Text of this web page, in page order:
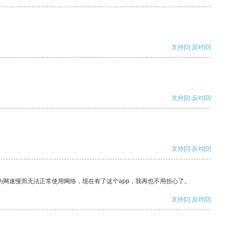
支持[0] 反对[0]
支持[0] 反对[0]
支持[0] 反对[0]
速慢而无法正常使用网络，现在有了这个app，我再也不用担心了。
支持[0] 反对[0]